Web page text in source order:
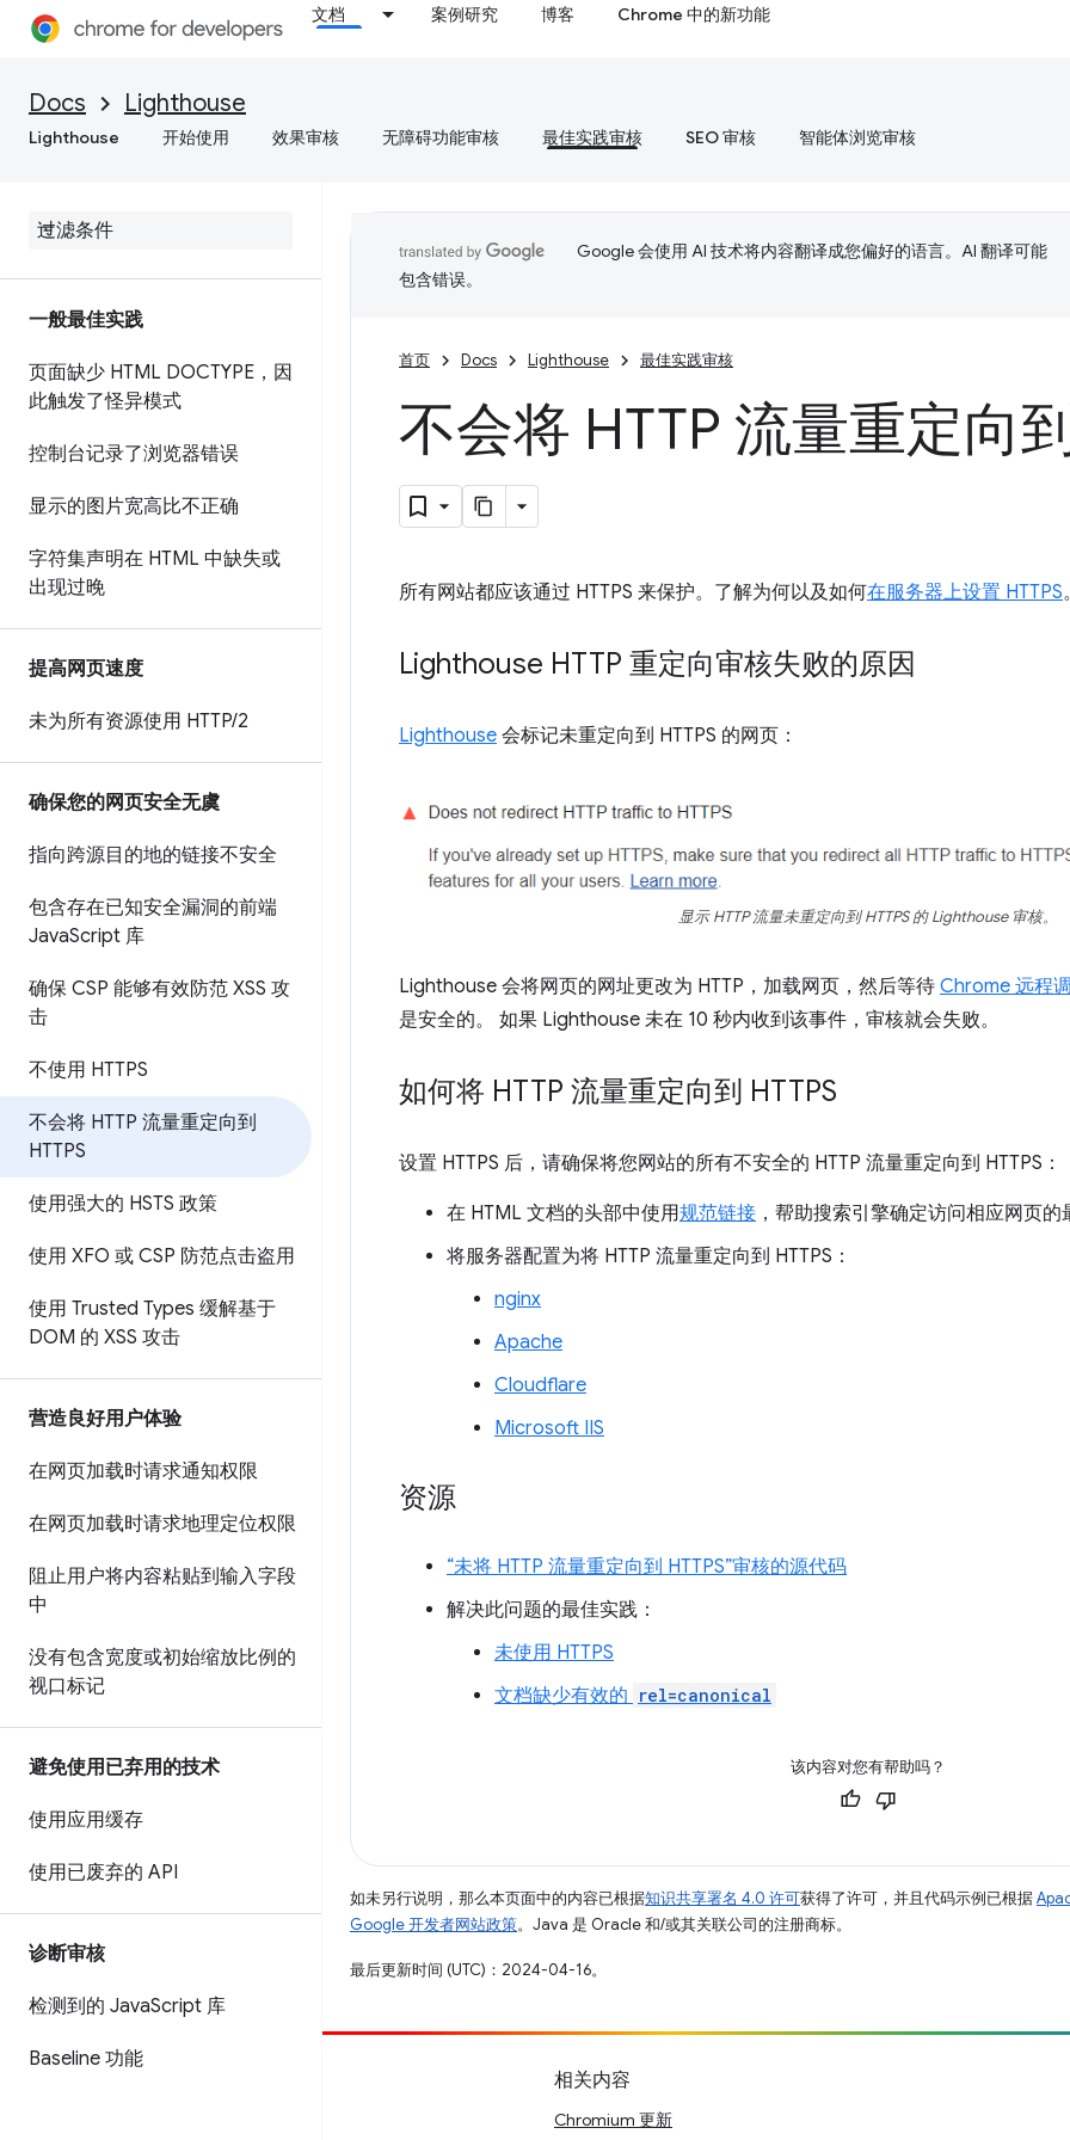
文档 案例研究 博客 Chrome 中的新功能
Docs Lighthouse
Lighthouse 开始使用 效果审核 无障碍功能审核 最佳实践审核 SEO 审核 智能体浏览审核
一般最佳实践
页面缺少 HTML DOCTYPE，因
此触发了怪异模式
控制台记录了浏览器错误
显示的图片宽高比不正确
字符集声明在 HTML 中缺失或
出现过晚
提高网页速度
未为所有资源使用 HTTP/2
确保您的网页安全无虞
指向跨源目的地的链接不安全
包含存在已知安全漏洞的前端
JavaScript 库
确保 CSP 能够有效防范 XSS 攻
击
不使用 HTTPS
不会将 HTTP 流量重定向到
HTTPS
使用强大的 HSTS 政策
使用 XFO 或 CSP 防范点击盗用
使用 Trusted Types 缓解基于
DOM 的 XSS 攻击
营造良好用户体验
在网页加载时请求通知权限
在网页加载时请求地理定位权限
阻止用户将内容粘贴到输入字段
中
没有包含宽度或初始缩放比例的
视口标记
避免使用已弃用的技术
使用应用缓存
使用已废弃的 API
诊断审核
检测到的 JavaScript 库
Baseline 功能
Google 会使用 AI 技术将内容翻译成您偏好的语言。AI 翻译可能
包含错误。
首页 Docs Lighthouse 最佳实践审核
不会将 HTTP 流量重定向
所有网站都应该通过 HTTPS 来保护。了解为何以及如何在服务器上设置 HTTPS。
Lighthouse HTTP 重定向审核失败的原因
Lighthouse 会标记未重定向到 HTTPS 的网页：
显示 HTTP 流量未重定向到 HTTPS 的 Lighthouse 审核。
Lighthouse 会将网页的网址更改为 HTTP，加载网页，然后等待 Chrome 远程
是安全的。 如果 Lighthouse 未在 10 秒内收到该事件，审核就会失败。
如何将 HTTP 流量重定向到 HTTPS
设置 HTTPS 后，请确保将您网站的所有不安全的 HTTP 流量重定向到 HTTPS：
在 HTML 文档的头部中使用规范链接 ，帮助搜索引擎确定访问相应网页的
将服务器配置为将 HTTP 流量重定向到 HTTPS：
nginx
Apache
Cloudflare
Microsoft IIS
资源
“未将 HTTP 流量重定向到 HTTPS”审核的源代码
解决此问题的最佳实践：
未使用 HTTPS
文档缺少有效的 rel=canonical
该内容对您有帮助吗？
如未另行说明，那么本页面中的内容已根据知识共享署名 4.0 许可获得了许可，并且代码示例已根据
Google 开发者网站政策。Java 是 Oracle 和/或其关联公司的注册商标。
最后更新时间 (UTC)：2024-04-16。
相关内容
Chromium 更新